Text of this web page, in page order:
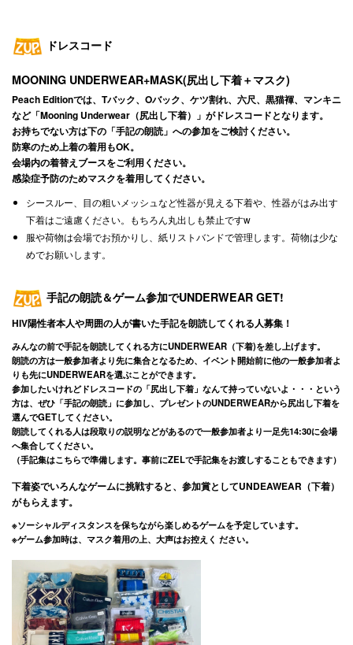
ドレスコード
MOONING UNDERWEAR+MASK(尻出し下着＋マスク)
Peach Editionでは、Tバック、Oバック、ケツ割れ、六尺、黒猫褌、マンキニ
など「Mooning Underwear（尻出し下着）」がドレスコードとなります。
お持ちでない方は下の「手記の朗読」への参加をご検討ください。
防寒のため上着の着用もOK。
会場内の着替えブースをご利用ください。
感染症予防のためマスクを着用してください。
シースルー、目の粗いメッシュなど性器が見える下着や、性器がはみ出す
下着はご遠慮ください。もちろん丸出しも禁止ですw
服や荷物は会場でお預かりし、紙リストバンドで管理します。荷物は少な
めでお願いします。
手記の朗読＆ゲーム参加でUNDERWEAR GET!
HIV陽性者本人や周囲の人が書いた手記を朗読してくれる人募集！
みんなの前で手記を朗読してくれる方にUNDERWEAR（下着)を差し上げます。
朗読の方は一般参加者より先に集合となるため、イベント開始前に他の一般参加者よ
りも先にUNDERWEARを選ぶことができます。
参加したいけれどドレスコードの「尻出し下着」なんて持っていないよ・・・という
方は、ぜひ「手記の朗読」に参加し、プレゼントのUNDERWEARから尻出し下着を
選んでGETしてください。
朗読してくれる人は段取りの説明などがあるので一般参加者より一足先14:30に会場
へ集合してください。
（手記集はこちらで準備します。事前にZELで手記集をお渡しすることもできます）
下着姿でいろんなゲームに挑戦すると、参加賞としてUNDEAWEAR（下着）
がもらえます。
※ソーシャルディスタンスを保ちながら楽しめるゲームを予定しています。
※ゲーム参加時は、マスク着用の上、大声はお控えく ださい。